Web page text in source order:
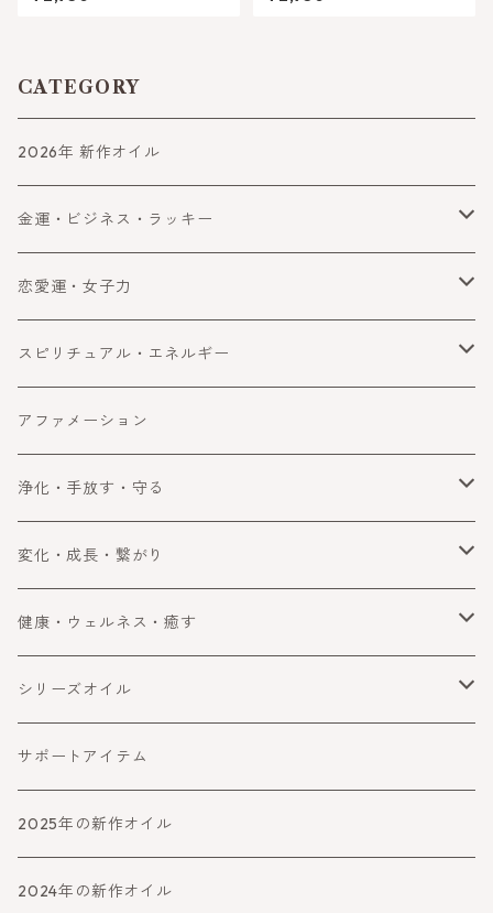
しいドア）| 新しい隠れた能力
（豊かさ選ぶ女性）
CATEGORY
2026年 新作オイル
金運・ビジネス・ラッキー
金運
ビジネス
ラッキー・望みを叶える
成功
恋愛運・女子力
恋愛運
女子力アップ
スピリチュアル・エネルギー
スピリチュアル
エネルギー
アファメーション
浄化・手放す・守る
浄化
手放す
守る・ブロック
障害をよける・乗り越える
変化・成長・繋がり
自分を変える・変化
コミュニケーション
健康・ウェルネス・癒す
健康・ウェルネス
癒す
シリーズオイル
喜びと幸運
バランスとパワーアップ
人生より高めるシリーズ
サポートアイテム
2025年の新作オイル
2024年の新作オイル